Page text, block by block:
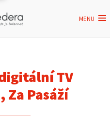
MENU
TV
Za Pasáží